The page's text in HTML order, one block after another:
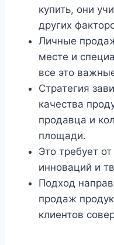
купить, они
других
Личные
месте и
все это
Стратегия
качества
продавца и
площади.
Это требует
инноваций и
Подход
продаж
клиентов